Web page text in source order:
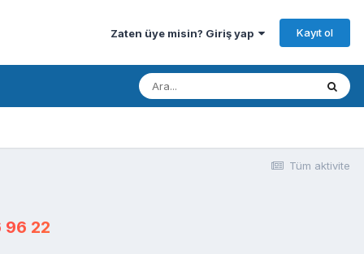
Zaten üye misin? Giriş yap Kayıt ol
Tüm aktivite
96 22